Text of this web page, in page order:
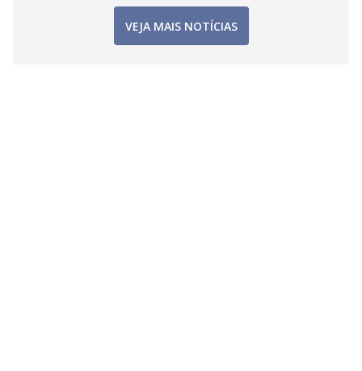
VEJA MAIS NOTÍCIAS